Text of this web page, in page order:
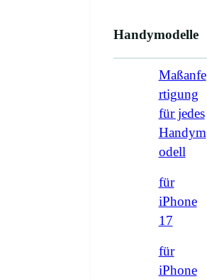
Handymodelle
Maßanfe
rtigung
für jedes
Handym
odell
für
iPhone
17
für
iPhone